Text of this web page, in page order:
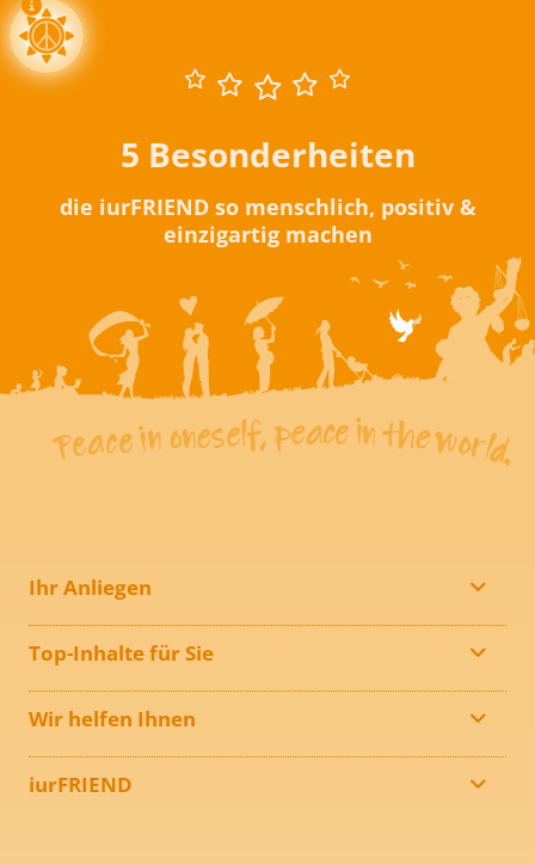
5 Besonderheiten
die iurFRIEND so menschlich, positiv &
einzigartig machen
Ihr Anliegen
Top-Inhalte für Sie
Wir helfen Ihnen
iurFRIEND